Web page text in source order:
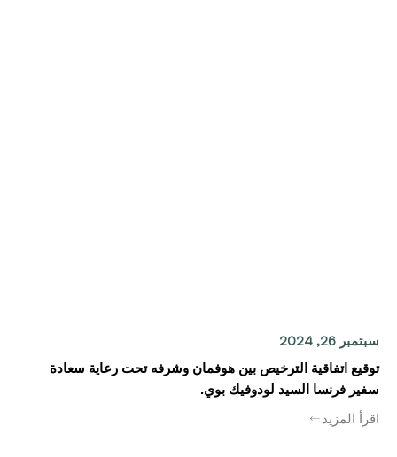
سبتمبر 26, 2024
توقيع اتفاقية الترخيص بين هوفمان وشرفه تحت رعاية سعادة
سفير فرنسا السيد لودوفيك بوي.
اقرأ المزيد